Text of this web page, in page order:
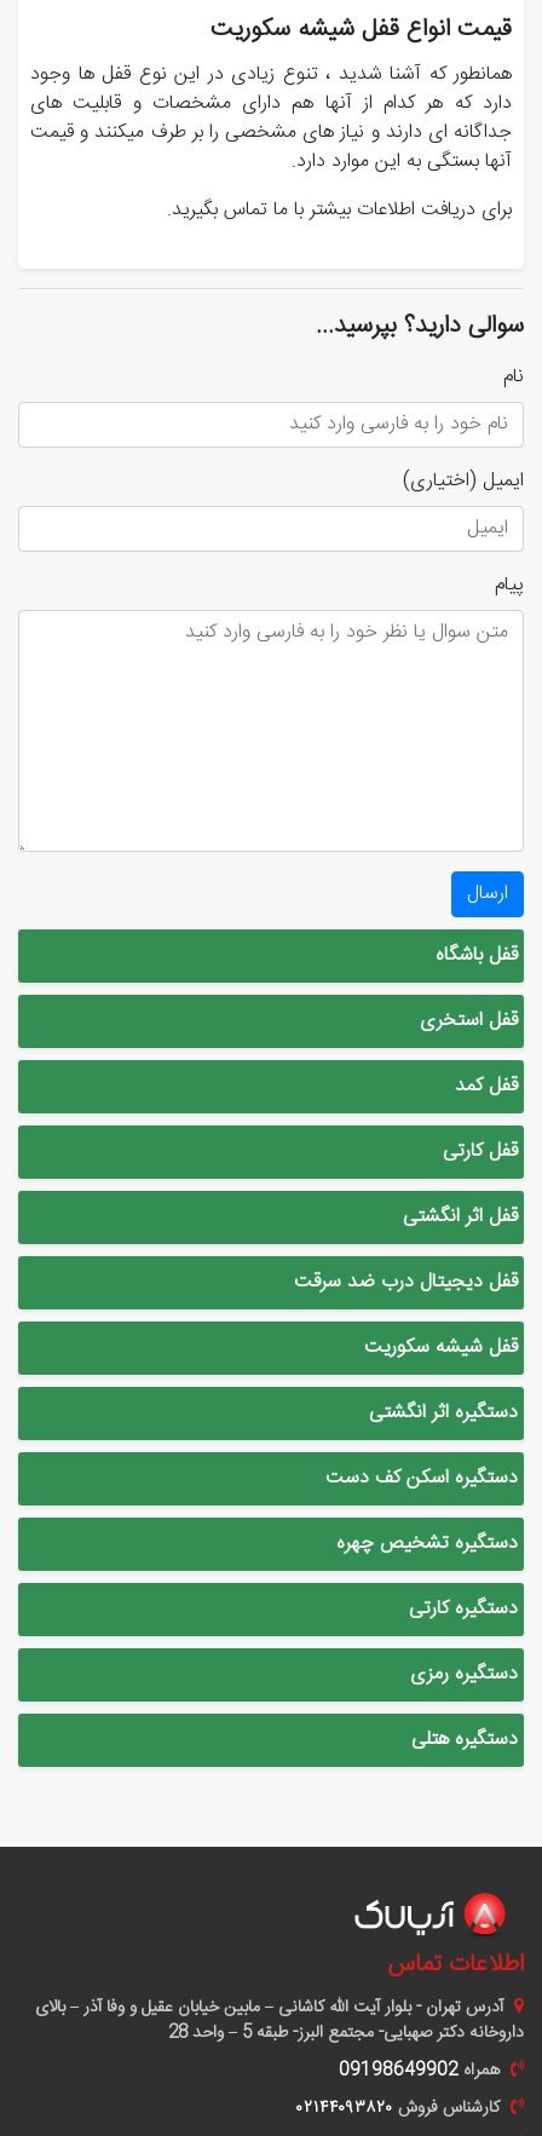
قیمت انواع قفل شیشه سکوریت
همانطور که آشنا شدید ، تنوع زیادی در این نوع قفل ها وجود
دارد که هر کدام از آنها هم دارای مشخصات و قابلیت های
جداگانه ای دارند و نیاز های مشخصی را بر طرف میکنند و قیمت
آنها بستگی به این موارد دارد.
برای دریافت اطلاعات بیشتر با ما تماس بگیرید.
سوالی دارید؟ بپرسید...
نام
ایمیل (اختیاری)
پیام
ارسال
قفل باشگاه
قفل استخری
قفل کمد
قفل کارتی
قفل اثر انگشتی
قفل دیجیتال درب ضد سرقت
قفل شیشه سکوریت
دستگیره اثر انگشتی
دستگیره اسکن کف دست
دستگیره تشخیص چهره
دستگیره کارتی
دستگیره رمزی
دستگیره هتلی
اطلاعات تماس
آدرستهران - بلوار آیت الله کاشانی – مابین خیابان عقیل و وفا آذر – بالای
داروخانه دکتر صهبایی- مجتمع البرز- طبقه 5 – واحد 28
همراه 09198649902
کارشناس فروش ٠٢١۴۴٠٩٣٨٢٠